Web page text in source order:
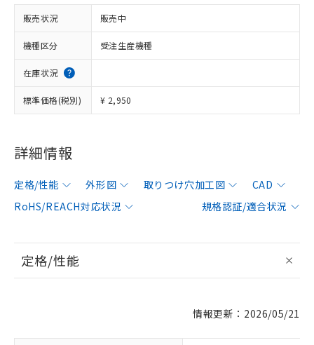
販売状況 販売中
機種区分 受注生産機種
在庫状況
標準価格(税別) ¥ 2,950
詳細情報
定格/性能 外形図 取りつけ穴加工図
CAD
RoHS/REACH対応状況
規格認証/適合状況
定格/性能
情報更新：2026/05/21